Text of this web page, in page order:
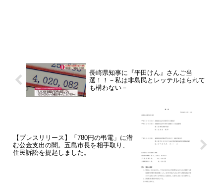
長崎県知事に『平田けん』さんご当
選！！－私は非島民とレッテルはられて
も構わない－
【プレスリリース】「780円の弔電」に潜
む公金支出の闇。五島市長を相手取り、
住民訴訟を提起しました。